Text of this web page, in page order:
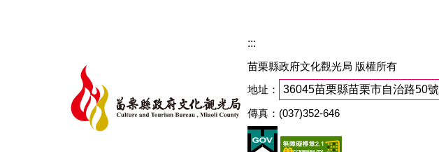
:::
苗栗縣政府文化觀光局 版權所有
地址：
36045苗栗縣苗栗市自治路50號
傳真：(037)352-646